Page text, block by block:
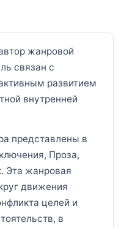
жанровой
связан с
развитием
внутренней
представлены в
Проза,
Эта жанровая
движения
целей и
в